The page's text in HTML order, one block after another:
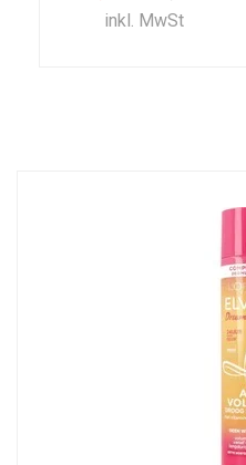
inkl. MwSt